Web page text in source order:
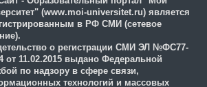
(www.moi-universitet.ru) является
в РФ СМИ (сетевое
о регистрации СМИ ЭЛ №ФС77-
от 11.02.2015 выдано Федеральной
по надзору в сфере связи,
технологий и массовых